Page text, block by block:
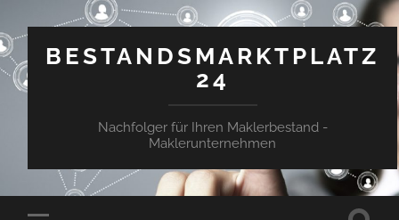
BESTANDSMARKTPLATZ
24
Nachfolger für Ihren Maklerbestand -
Maklerunternehmen